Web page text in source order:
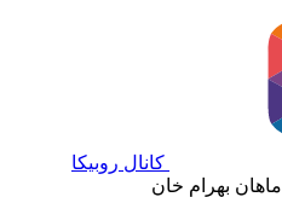
کانال روبیکا
ماهان بهرام خان